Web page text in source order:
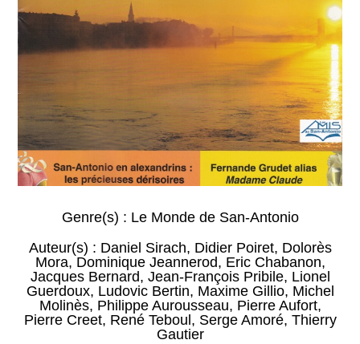
Genre(s) : Le Monde de San-Antonio
Auteur(s) : Daniel Sirach, Didier Poiret, Dolorès
Mora, Dominique Jeannerod, Eric Chabanon,
Jacques Bernard, Jean-François Pribile, Lionel
Guerdoux, Ludovic Bertin, Maxime Gillio, Michel
Molinès, Philippe Aurousseau, Pierre Aufort,
Pierre Creet, René Teboul , Serge Amoré, Thierry
Gautier